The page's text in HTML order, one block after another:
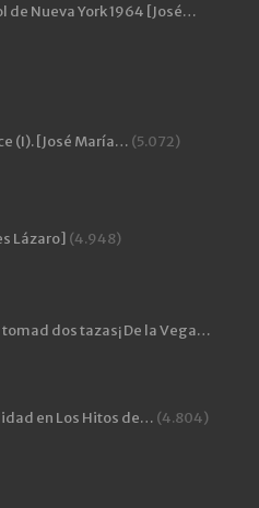
de Nueva York 1964 [José…
(I). [José María… (5.072)
Lázaro] (4.948)
tomad dos tazas¡ De la Vega…
en Los Hitos de… (4.804)